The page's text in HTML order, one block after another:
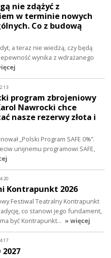
nie zdążyć z
w terminie nowych
Co z budową
a teraz nie wiedzą, czy będą
wynika z wdrażanego
program zbrojeniowy
Nawrocki chce
nasze rezerwy złota i
„Polski Program SAFE 0%”.
unijnemu programowi SAFE,
Kontrapunkt 2026
Festiwal Teatralny Kontrapunkt
co stanowi jego fundament,
być Kontrapunkt… » więcej
2027